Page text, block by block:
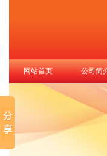
网站首页 公司简